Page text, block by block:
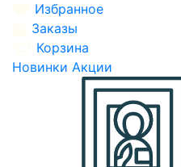
Избранное
Заказы
Корзина
Новинки Акции